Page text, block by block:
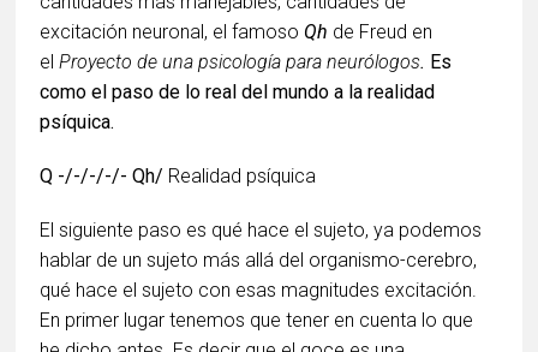
excitación neuronal, el famoso Qh de Freud en
elProyecto de una psicología para neurólogos. Es
como el paso de lo real del mundo a la realidad
psíquica.
Q -/-/-/-/- Qh/ Realidad psíquica
El siguiente paso es qué hace el sujeto, ya podemos
hablar de un sujeto más allá del organismo-cerebro,
qué hace el sujeto con esas magnitudes excitación.
En primer lugar tenemos que tener en cuenta lo que